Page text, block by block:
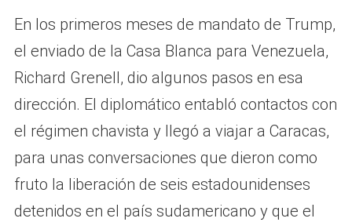
En los primeros meses de mandato de Trump,
el enviado de la Casa Blanca para Venezuela,
Richard Grenell, dio algunos pasos en esa
dirección. El diplomático entabló contactos con
el régimen chavista y llegó a viajar a Caracas,
para unas conversaciones que dieron como
fruto la liberación de seis estadounidenses
detenidos en el país sudamericano y que el